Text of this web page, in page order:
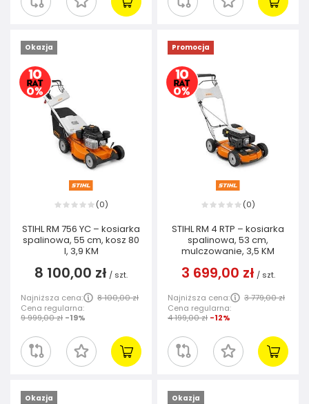
Okazja
(0)
STIHL RM 756 YC – kosiarka
spalinowa, 55 cm, kosz 80
l, 3,9 KM
8 100,00 zł / szt.
Najniższa cena:
8 100,00 zł
Cena regularna:
9 999,00 zł -19%
Promocja
(0)
STIHL RM 4 RTP – kosiarka
spalinowa, 53 cm,
mulczowanie, 3,5 KM
3 699,00 zł / szt.
Najniższa cena:
3 779,00 zł
Cena regularna:
4 199,00 zł -12%
Okazja Okazja